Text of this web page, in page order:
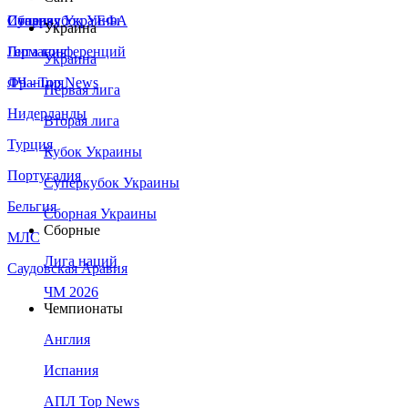
Сборная Украины
Италия
Германия
Франция
Нидерланды
Турция
Португалия
Бельгия
МЛС
Саудовская Аравия
Суперкубок УЕФА
Лига конференций
ЛЧ - Top News
Украина
Украина
Первая лига
Вторая лига
Кубок Украины
Суперкубок Украины
Сборная Украины
Сборные
Лига наций
ЧМ 2026
Чемпионаты
Англия
Испания
АПЛ Top News